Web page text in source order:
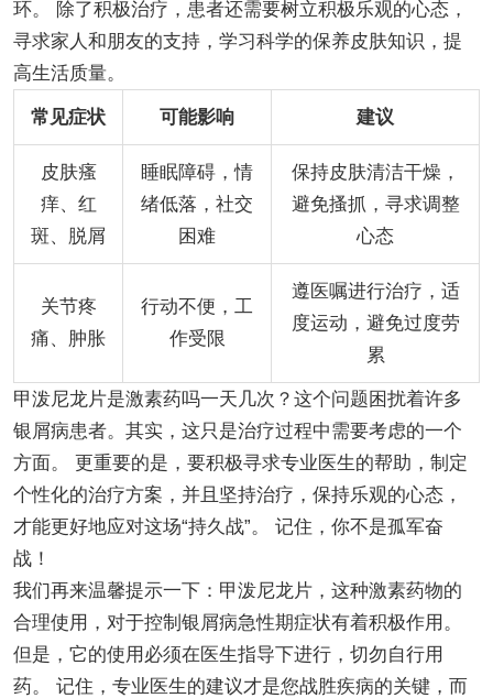
环。 除了积极治疗，患者还需要树立积极乐观的心态，
寻求家人和朋友的支持，学习科学的保养皮肤知识，提
高生活质量。
常见症状 可能影响 建议
皮肤瘙
痒、红
斑、脱屑
睡眠障碍，情
绪低落，社交
困难
保持皮肤清洁干燥，
避免搔抓，寻求调整
心态
关节疼
痛、肿胀
行动不便，工
作受限
遵医嘱进行治疗，适
度运动，避免过度劳
累
甲泼尼龙片是激素药吗一天几次？这个问题困扰着许多
银屑病患者。其实，这只是治疗过程中需要考虑的一个
方面。 更重要的是，要积极寻求专业医生的帮助，制定
个性化的治疗方案，并且坚持治疗，保持乐观的心态，
才能更好地应对这场“持久战”。 记住，你不是孤军奋
战！
我们再来温馨提示一下：甲泼尼龙片，这种激素药物的
合理使用，对于控制银屑病急性期症状有着积极作用。
但是，它的使用必须在医生指导下进行，切勿自行用
药。 记住，专业医生的建议才是您战胜疾病的关键，而